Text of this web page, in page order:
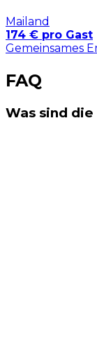
Mailand
174 € pro Gast
Gemeinsames
FAQ
Was sind